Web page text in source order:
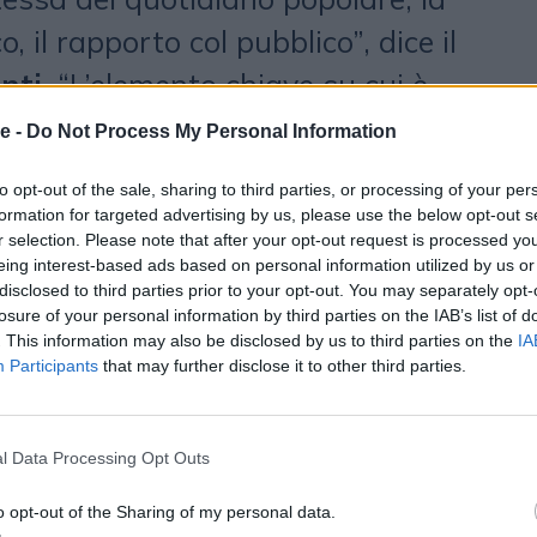
- Do Not Process My Personal Information
opt-out of the sale, sharing to third parties, or processing of your
for targeted advertising by us, please use the below opt-out
selection. Please note that after your opt-out request is processed
interest-based ads based on personal information utilized by us
to third parties prior to your opt-out. You may separately
of your personal information by third parties on the IAB’s list of
This information may also be disclosed by us to third parties on the
Participants that may further disclose it to other third parties.
Data Processing Opt Outs
opt-out of the Sharing of my personal data.
il rapporto col pubblico”, dice il
. “L’elemento chiave su cui è
è la narrazione, così
informazione è oggi la parola
carta e digitale sono parte di
e appagante”.
sul mobile
dal back-end. «Il
del sito attraverso due
è il modo di concepire l’offerta